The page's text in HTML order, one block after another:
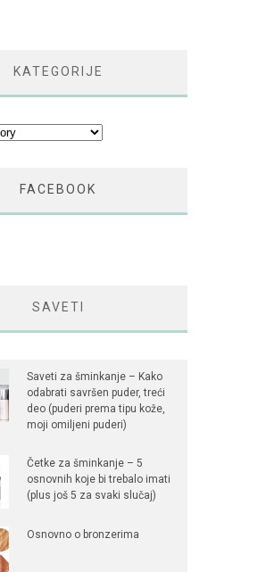
KATEGORIJE
FACEBOOK
SAVETI
Saveti za šminkanje – Kako
odabrati savršen puder, treći
deo (puderi prema tipu kože,
moji omiljeni puderi)
Četke za šminkanje – 5
osnovnih koje bi trebalo imati
(plus još 5 za svaki slučaj)
Osnovno o bronzerima